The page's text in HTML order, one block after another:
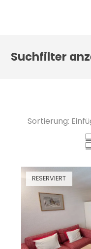
Suchfilter
Sortierung:
RESERVIERT